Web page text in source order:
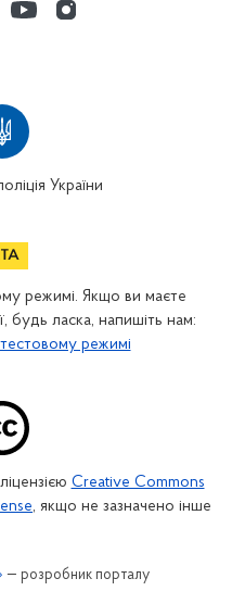
України
режимі. Якщо ви маєте
будь ласка, напишіть нам:
режимі
Creative Commons
, якщо не зазначено інше
— розробник порталу